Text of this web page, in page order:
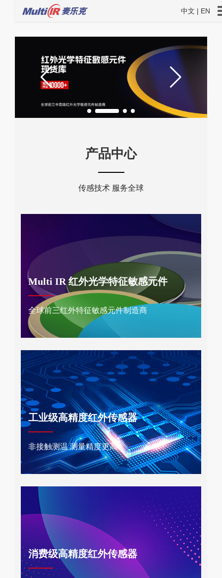
中文 | EN
产品中心
传感技术 服务全球
Multi IR 红外光学特征敏感元件
全球前三红外特征敏感元件制造商
工业级高精度红外传感器
非接触测温 测量精度更高
消费级高精度红外传感器